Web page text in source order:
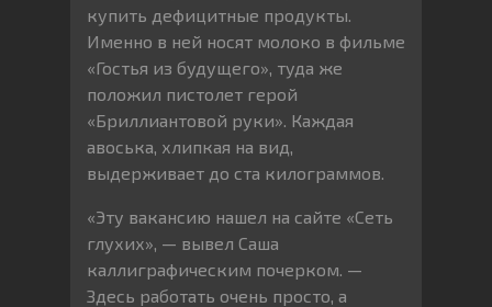
купить дефицитные продукты.
Именно в ней носят молоко в фильме
«Гостья из будущего», туда же
положил пистолет герой
«Бриллиантовой руки». Каждая
авоська, хлипкая на вид,
выдерживает до ста килограммов.
«Эту вакансию нашел на сайте «Сеть
глухих», — вывел Саша
каллиграфическим почерком. —
Здесь работать очень просто, а